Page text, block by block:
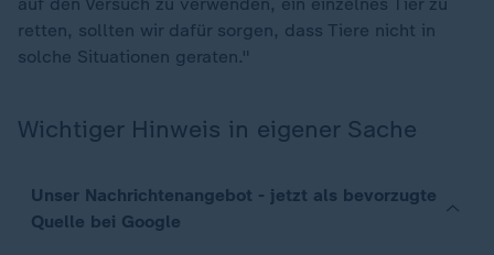
retten, sollten wir dafür sorgen, dass Tiere nicht in
solche Situationen geraten."
Wichtiger Hinweis in eigener Sache
Unser Nachrichtenangebot - jetzt als bevorzugte
Quelle bei Google